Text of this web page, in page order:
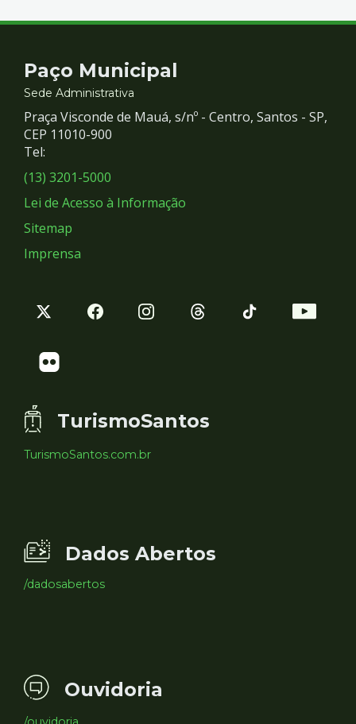
Contato
e
Redes
Sociais
Paço Municipal
Sede Administrativa
Praça Visconde de Mauá, s/nº - Centro, Santos - SP,
CEP 11010-900
Tel:
(13) 3201-5000
Lei de Acesso à Informação
Sitemap
Imprensa
TurismoSantos
TurismoSantos.com.br
Dados Abertos
/dadosabertos
Ouvidoria